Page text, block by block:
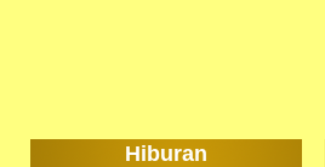
Hiburan